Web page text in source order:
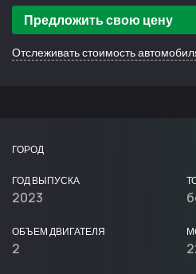
Предложить свою цену
Отслеживать стоимость
ГОРОД
ГОД ВЫПУСКА
2023
ОБЪЕМ ДВИГАТЕЛЯ
2